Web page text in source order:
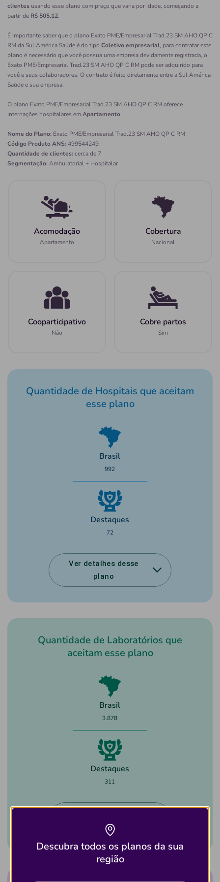
clientes usando esse plano com preço que varia por idade, começando a
partir de R$ 505,12.
É importante saber que o plano Exato PME/Empresarial Trad.23 SM AHO QP C
RM da Sul América Saúde é do tipo Coletivo empresarial, para contratar este
plano é necessário que você possua uma empresa devidamente registrada, o
Exato PME/Empresarial Trad.23 SM AHO QP C RM pode ser adquirido para
você e seus colaboradores. O contrato é feito diretamente entre a Sul América
Saúde e sua empresa.
O plano Exato PME/Empresarial Trad.23 SM AHO QP C RM oferece
internações hospitalares emApartamento.
Nome do Plano: Exato PME/Empresarial Trad.23 SM AHO QP C RM
Código Produto ANS:499544249
Quantidade de clientes:cerca de 7
Segmentação:Ambulatorial + Hospitalar
Acomodação
Apartamento
Cobertura
Nacional
Cooparticipativo
Não
Cobre partos
Sim
Quantidade de Hospitais que aceitam
esse plano
Brasil
992
Destaques
72
Ver detalhes desse
plano
Quantidade de Laboratórios que
aceitam esse plano
Brasil
3.878
Destaques
311
plano
Descubra todos os planos da sua
região